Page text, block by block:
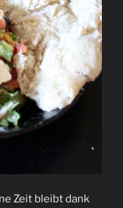
Zeit bleibt dank